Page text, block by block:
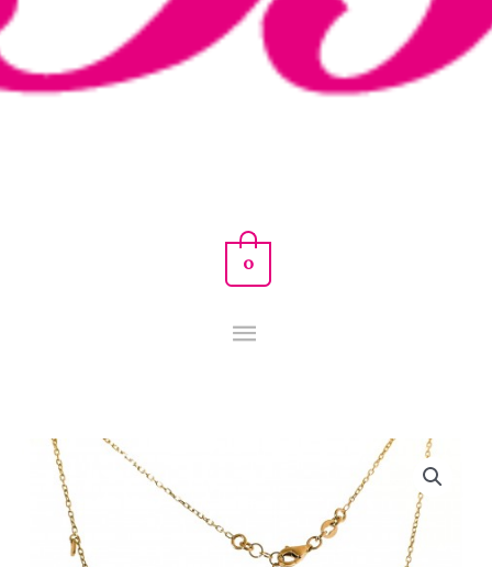
0
GARGANTILLA
DISCOS
cantidad